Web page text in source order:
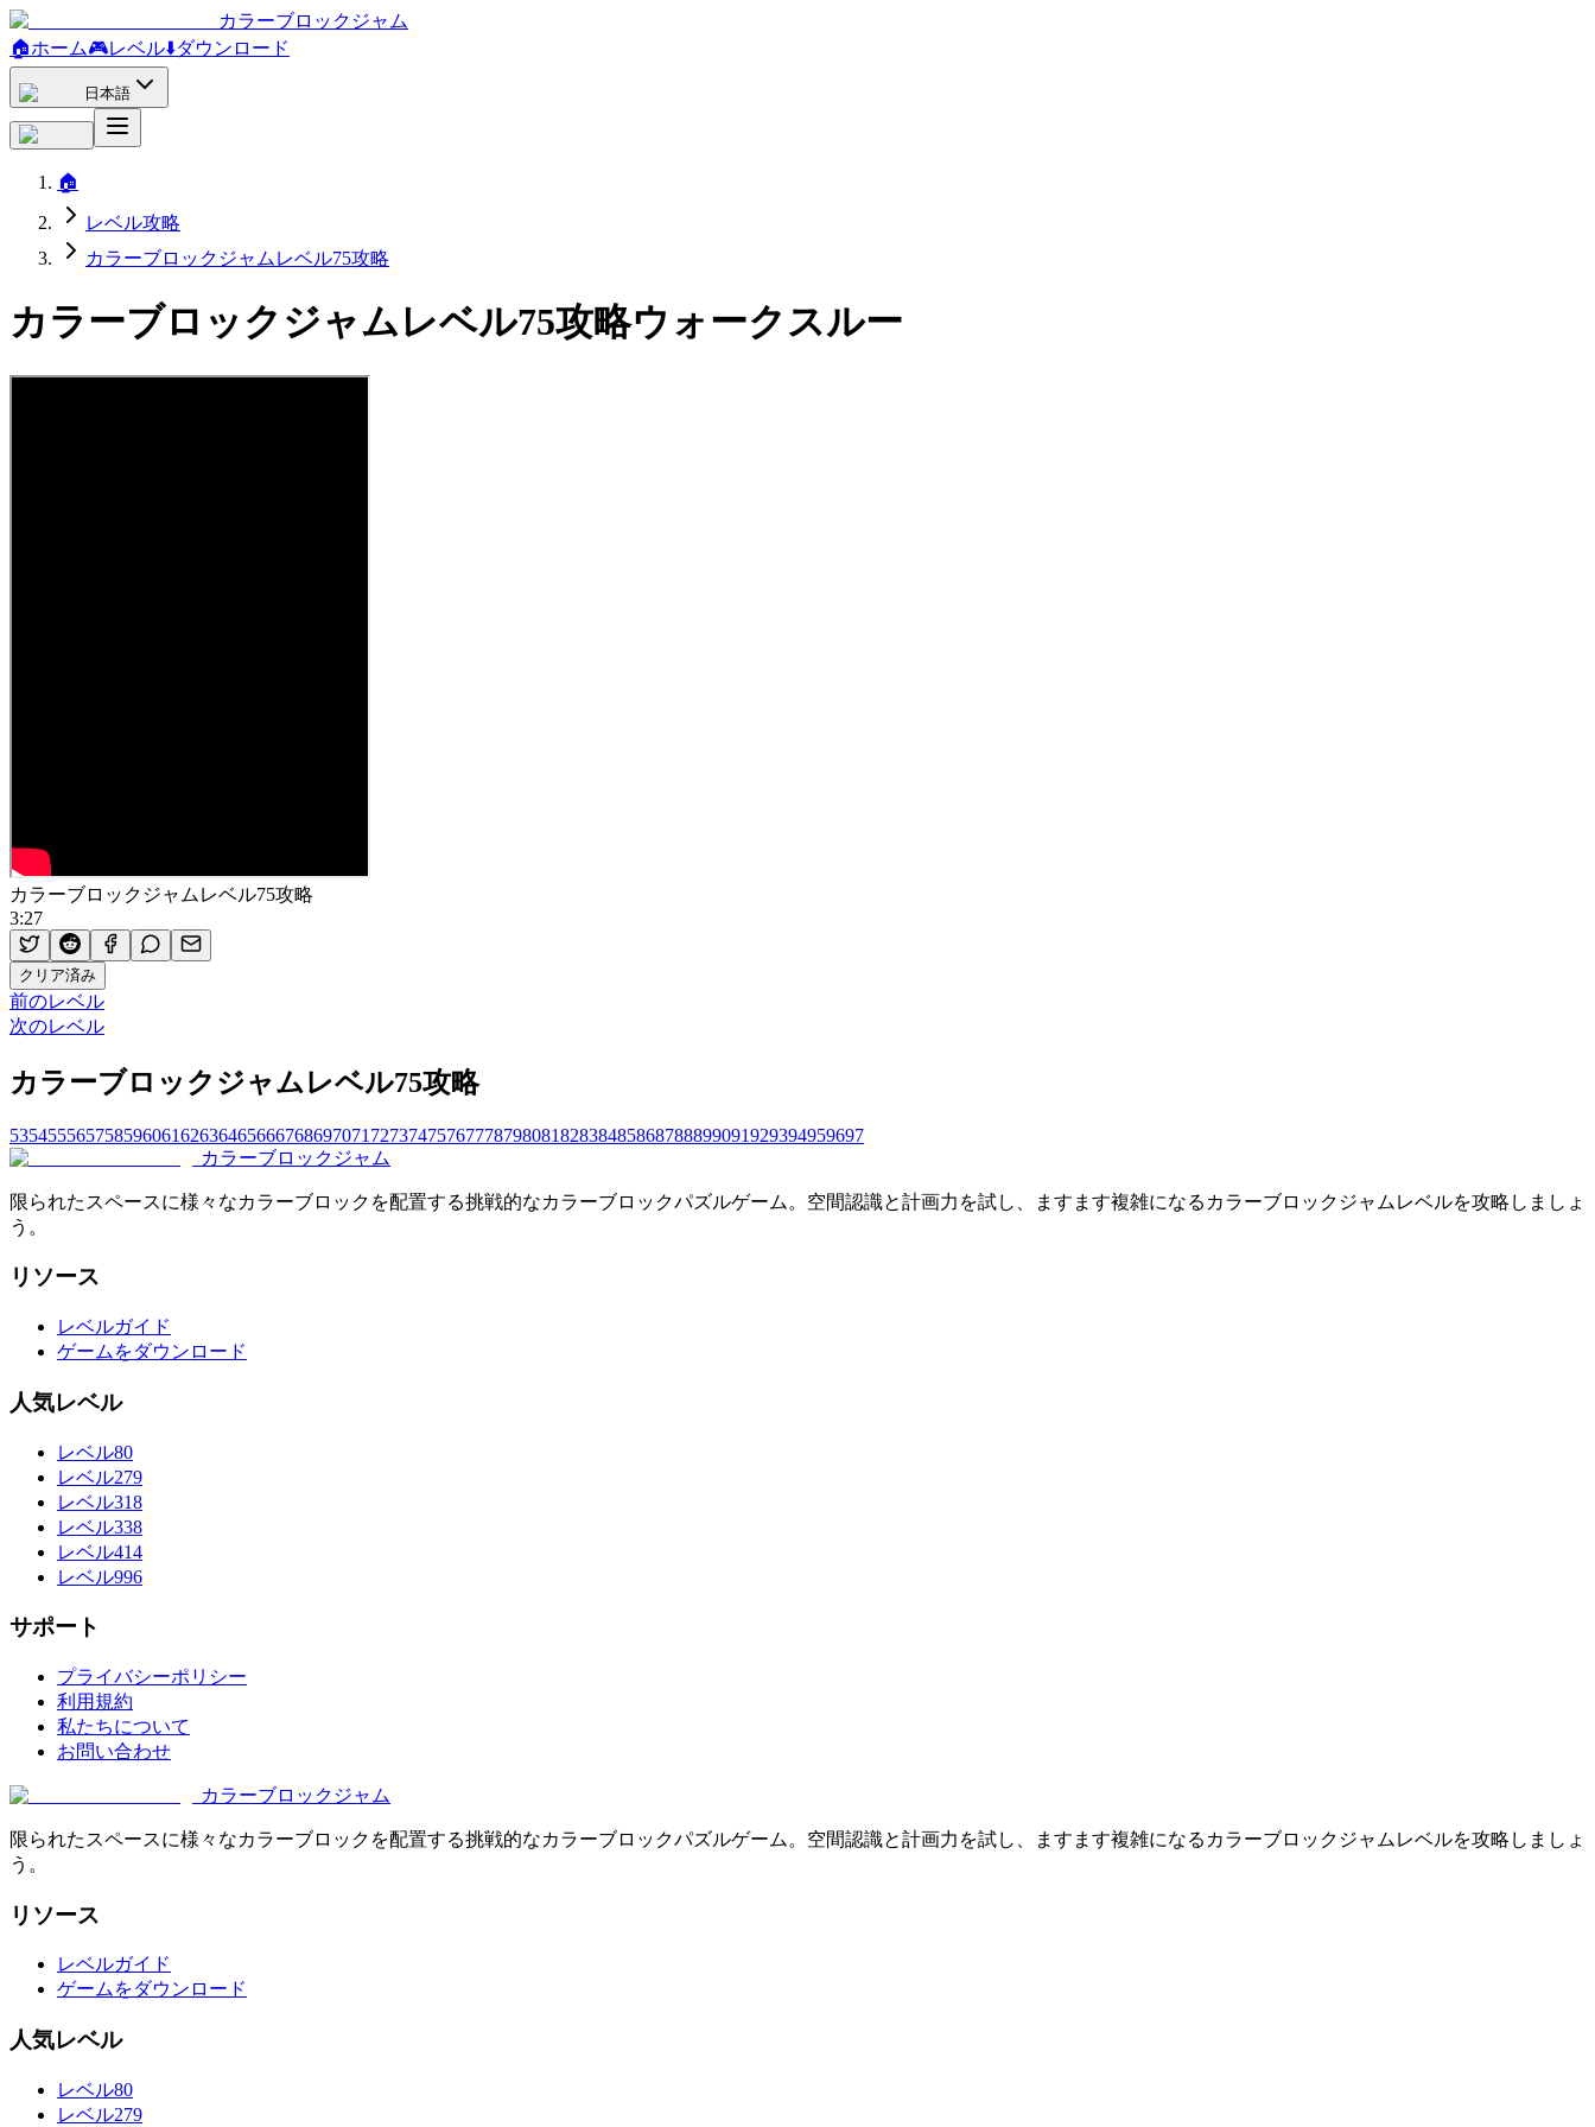
カラーブロックジャム
🏠ホーム🎮レベル⬇️ダウンロード
日本語
🏠
レベル攻略
カラーブロックジャムレベル75攻略
カラーブロックジャムレベル75攻略ウォークスルー
カラーブロックジャムレベル75攻略
3:27
クリア済み
前のレベル
次のレベル
カラーブロックジャムレベル75攻略
53545556575859606162636465666768697071 7273747576777879808182838485868788899091929394959697
カラーブロックジャム
限られたスペースに様々なカラーブロックを配置する挑戦的なカラーブロックパズルゲーム。空間認識と計画力を試し、ますます複雑になるカラーブロックジャムレベルを攻略しましょ
う。
リソース
レベルガイド
ゲームをダウンロード
人気レベル
レベル80
レベル279
レベル318
レベル338
レベル414
レベル996
サポート
プライバシーポリシー
利用規約
私たちについて
お問い合わせ
カラーブロックジャム
限られたスペースに様々なカラーブロックを配置する挑戦的なカラーブロックパズルゲーム。空間認識と計画力を試し、ますます複雑になるカラーブロックジャムレベルを攻略しましょ
う。
リソース
レベルガイド
ゲームをダウンロード
人気レベル
レベル80
レベル279